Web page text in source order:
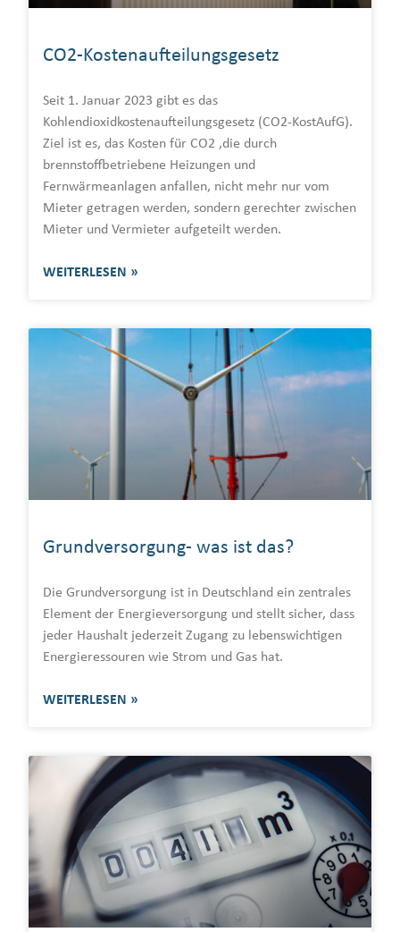
CO2-Kostenaufteilungsgesetz
Seit 1. Januar 2023 gibt es das
Kohlendioxidkostenaufteilungsgesetz (CO2-KostAufG).
Ziel ist es, das Kosten für CO2 ,die durch
brennstoffbetriebene Heizungen und
Fernwärmeanlagen anfallen, nicht mehr nur vom
Mieter getragen werden, sondern gerechter zwischen
Mieter und Vermieter aufgeteilt werden.
WEITERLESEN »
Grundversorgung- was ist das?
Die Grundversorgung ist in Deutschland ein zentrales
Element der Energieversorgung und stellt sicher, dass
jeder Haushalt jederzeit Zugang zu lebenswichtigen
Energieressouren wie Strom und Gas hat.
WEITERLESEN »